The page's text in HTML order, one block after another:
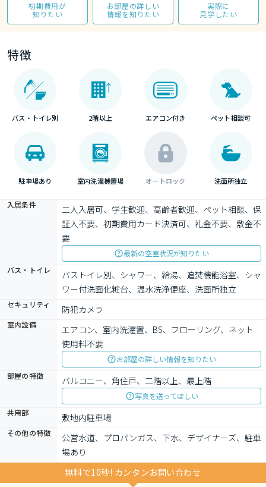
初期費用が
知りたい
お部屋の詳しい
情報を知りたい
実際に
見学したい
特徴
バス・トイレ別 2階以上 エアコン付き ペット相談可
駐車場あり 室内洗濯機置場 オートロック 洗面所独立
入居条件
二人入居可、学生歓迎、高齢者歓迎、ペット相談、保
証人不要、初期費用カード決済可、礼金不要、敷金不
要
最新の空室状況が知りたい
バス・トイレ
バストイレ別、シャワー、給湯、追焚機能浴室、シャ
ワー付洗面化粧台、温水洗浄便座、洗面所独立
セキュリティ 防犯カメラ
室内設備
エアコン、室内洗濯置、BS、フローリング、ネット
使用料不要
お部屋の詳しい情報を知りたい
部屋の特徴
バルコニー、角住戸、二階以上、最上階
写真を送ってほしい
共用部
敷地内駐車場
その他の特徴
公営水道、プロパンガス、下水、デザイナーズ、駐車
場あり
無料で10秒! カンタンお問い合わせ